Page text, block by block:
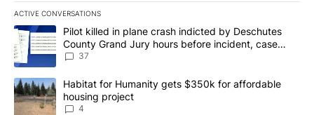
ACTIVE CONVERSATIONS
The following is a list of the most commented articles in the last
A trending article titled "Pilot killed in plane crash indicted by
Pilot killed in plane crash indicted by Deschutes
County Grand Jury hours before incident, case
dismissed following death
37
A trending article titled "Habitat for Humanity gets $350k for
Habitat for Humanity gets $350k for affordable
housing project
4